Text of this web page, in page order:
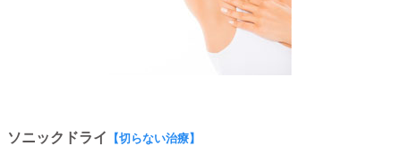
ソニックドライ 【切らない治療】